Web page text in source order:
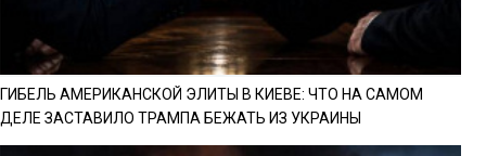
ГИБЕЛЬ АМЕРИКАНСКОЙ ЭЛИТЫ В КИЕВЕ: ЧТО НА САМОМ
ДЕЛЕ ЗАСТАВИЛО ТРАМПА БЕЖАТЬ ИЗ УКРАИНЫ